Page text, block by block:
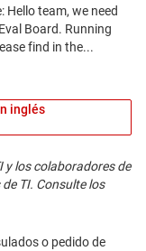
inglés
y los colaboradores de
TI. Consulte los
o pedido de